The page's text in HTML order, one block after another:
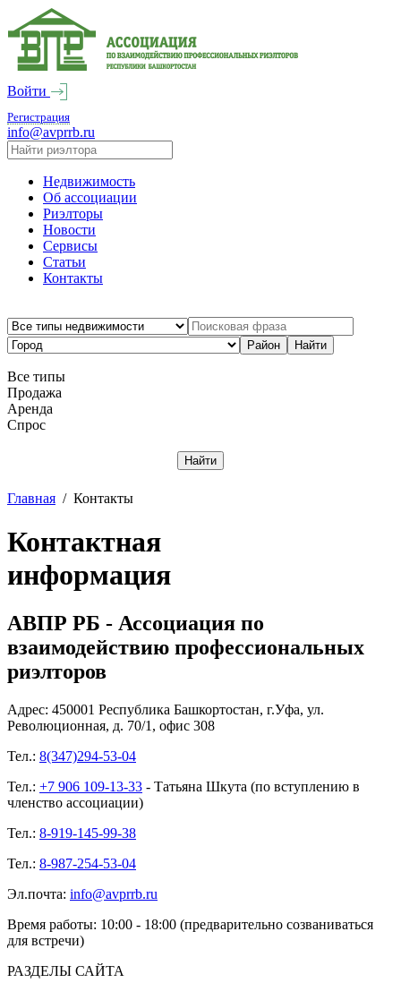
Войти
Регистрация
info@avprrb.ru
Недвижимость
Об ассоциации
Риэлторы
Новости
Сервисы
Статьи
Контакты
Все типы
Продажа
Аренда
Спрос
Главная / Контакты
Контактная
информация
АВПР РБ - Ассоциация по
взаимодействию профессиональных
риэлторов
Адрес: 450001 Республика Башкортостан, г.Уфа, ул.
Революционная, д. 70/1, офис 308
Тел.: 8(347)294-53-04
Тел.: +7 906 109-13-33 - Татьяна Шкута (по вступлению в
членство ассоциации)
Тел.: 8-919-145-99-38
Тел.: 8-987-254-53-04
Эл.почта: info@avprrb.ru
Время работы: 10:00 - 18:00 (предварительно созваниваться
для встречи)
РАЗДЕЛЫ САЙТА